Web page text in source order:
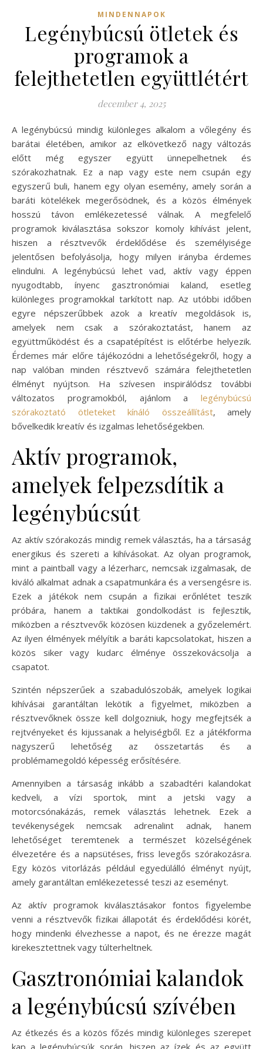
MINDENNAPOK
Legénybúcsú ötletek és
programok a
felejthetetlen együttlétért
december 4, 2025
A legénybúcsú mindig különleges alkalom a vőlegény és
barátai életében, amikor az elkövetkező nagy változás
előtt még egyszer együtt ünnepelhetnek és
szórakozhatnak. Ez a nap vagy este nem csupán egy
egyszerű buli, hanem egy olyan esemény, amely során a
baráti kötelékek megerősödnek, és a közös élmények
hosszú távon emlékezetessé válnak. A megfelelő
programok kiválasztása sokszor komoly kihívást jelent,
hiszen a résztvevők érdeklődése és személyisége
jelentősen befolyásolja, hogy milyen irányba érdemes
elindulni. A legénybúcsú lehet vad, aktív vagy éppen
nyugodtabb, ínyenc gasztronómiai kaland, esetleg
különleges programokkal tarkított nap. Az utóbbi időben
egyre népszerűbbek azok a kreatív megoldások is,
amelyek nem csak a szórakoztatást, hanem az
együttműködést és a csapatépítést is előtérbe helyezik.
Érdemes már előre tájékozódni a lehetőségekről, hogy a
nap valóban minden résztvevő számára felejthetetlen
élményt nyújtson. Ha szívesen inspirálódsz további
változatos programokból, ajánlom a legénybúcsú
szórakoztató ötleteket kínáló összeállítást, amely
bővelkedik kreatív és izgalmas lehetőségekben.
Aktív programok,
amelyek felpezsdítik a
legénybúcsút
Az aktív szórakozás mindig remek választás, ha a társaság
energikus és szereti a kihívásokat. Az olyan programok,
mint a paintball vagy a lézerharc, nemcsak izgalmasak, de
kiváló alkalmat adnak a csapatmunkára és a versengésre is.
Ezek a játékok nem csupán a fizikai erőnlétet teszik
próbára, hanem a taktikai gondolkodást is fejlesztik,
miközben a résztvevők közösen küzdenek a győzelemért.
Az ilyen élmények mélyítik a baráti kapcsolatokat, hiszen a
közös siker vagy kudarc élménye összekovácsolja a
csapatot.
Szintén népszerűek a szabadulószobák, amelyek logikai
kihívásai garantáltan lekötik a figyelmet, miközben a
résztvevőknek össze kell dolgozniuk, hogy megfejtsék a
rejtvényeket és kijussanak a helyiségből. Ez a játékforma
nagyszerű lehetőség az összetartás és a
problémamegoldó képesség erősítésére.
Amennyiben a társaság inkább a szabadtéri kalandokat
kedveli, a vízi sportok, mint a jetski vagy a
motorcsónakázás, remek választás lehetnek. Ezek a
tevékenységek nemcsak adrenalint adnak, hanem
lehetőséget teremtenek a természet közelségének
élvezetére és a napsütéses, friss levegős szórakozásra.
Egy közös vitorlázás például egyedülálló élményt nyújt,
amely garantáltan emlékezetessé teszi az eseményt.
Az aktív programok kiválasztásakor fontos figyelembe
venni a résztvevők fizikai állapotát és érdeklődési körét,
hogy mindenki élvezhesse a napot, és ne érezze magát
kirekesztettnek vagy túlterheltnek.
Gasztronómiai kalandok
a legénybúcsú szívében
Az étkezés és a közös főzés mindig különleges szerepet
kap a legénybúcsúk során, hiszen az ízek és az együtt